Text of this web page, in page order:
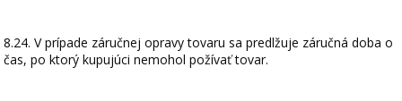
8.24. V prípade záručnej opravy tovaru sa predlžuje záručná doba o
čas, po ktorý kupujúci nemohol požívať tovar.